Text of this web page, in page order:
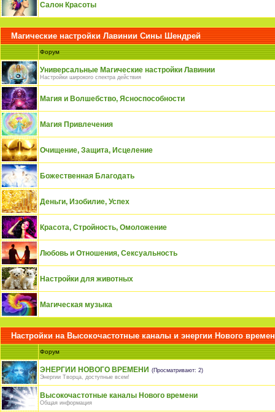
Салон Красоты
Магические настройки Лавинии Сины Шендрей
Форум
Универсальные Магические настройки Лавинии
Настройки широкого спектра действия
Магия и Волшебство, Ясноспособности
Магия Привлечения
Очищение, Защита, Исцеление
Божественная Благодать
Деньги, Изобилие, Успех
Красота, Стройность, Омоложение
Любовь и Отношения, Сексуальность
Настройки для животных
Магическая музыка
Настройки на Высокочастотные каналы и энергии Нового
Форум
ЭНЕРГИИ НОВОГО ВРЕМЕНИ (Просматривают: 2)
Энергии Творца, доступные всем!
Высокочастотные каналы Нового времени
Общая информация